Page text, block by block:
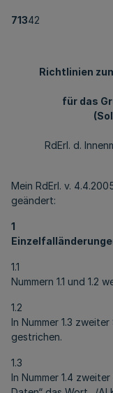
71342
Richtlinien
für das
RdErl. d.
Mein RdErl. v.
geändert:
1
1.1
Nummern 1.1 und 1.2
1.2
In Nummer 1.3
gestrichen.
1.3
In Nummer 1.4